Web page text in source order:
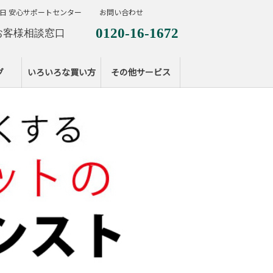
様相談窓口 0120-16-1672
いろいろな買い方 その他サービス
安心サポートセンター お問い合わせ